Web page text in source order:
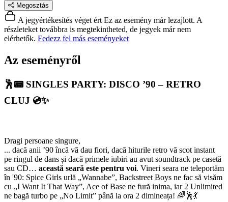
Megosztás
A jegyértékesítés véget ért Ez az esemény már lezajlott. A
részleteket továbbra is megtekintheted, de jegyek már nem
elérhetők. Fedezz fel más eseményeket
Az eseményről
🕺📟 SINGLES PARTY: DISCO ’90 – RETRO
CLUJ 💿✨
Dragi persoane singure,
... dacă anii ’90 încă vă dau fiori, dacă hiturile retro vă scot instant
pe ringul de dans și dacă primele iubiri au avut soundtrack pe casetă
sau CD… această seară este pentru voi. Vineri seara ne teleportăm
în '90: Spice Girls urlă „Wannabe”, Backstreet Boys ne fac să visăm
cu „I Want It That Way”, Ace of Base ne fură inima, iar 2 Unlimited
ne bagă turbo pe „No Limit” până la ora 2 dimineața! 🌈🕺💃